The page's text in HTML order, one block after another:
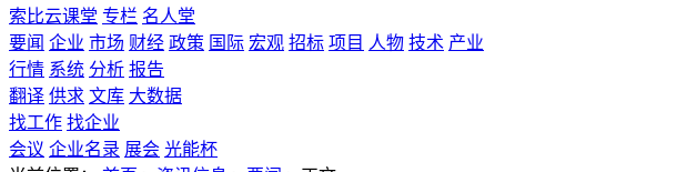
索比云课堂 专栏 名人堂
要闻 企业 市场 财经 政策 国际 宏观 招标 项目 人物 技术 产业
行情 系统 分析 报告
翻译 供求 文库 大数据
找工作 找企业
会议 企业名录 展会 光能杯